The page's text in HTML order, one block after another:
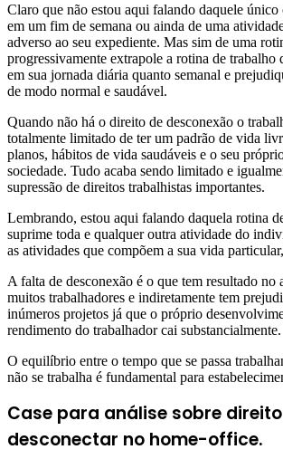
Claro que não estou aqui falando daquele
em um fim de semana ou ainda de uma
adverso ao seu expediente. Mas sim de uma
progressivamente extrapole a rotina de trabalho
em sua jornada diária quanto semanal e
de modo normal e saudável.
Quando não há o direito de desconexão o
totalmente limitado de ter um padrão de vida
planos, hábitos de vida saudáveis e o seu
sociedade. Tudo acaba sendo limitado e
supressão de direitos trabalhistas importantes.
Lembrando, estou aqui falando daquela rotina
suprime toda e qualquer outra atividade do
as atividades que compõem a sua vida
A falta de desconexão é o que tem resultado no
muitos trabalhadores e indiretamente tem
inúmeros projetos já que o próprio
rendimento do trabalhador cai substancialmente.
O equilíbrio entre o tempo que se passa
não se trabalha é fundamental para
Case para análise sobre
desconectar no home-office.